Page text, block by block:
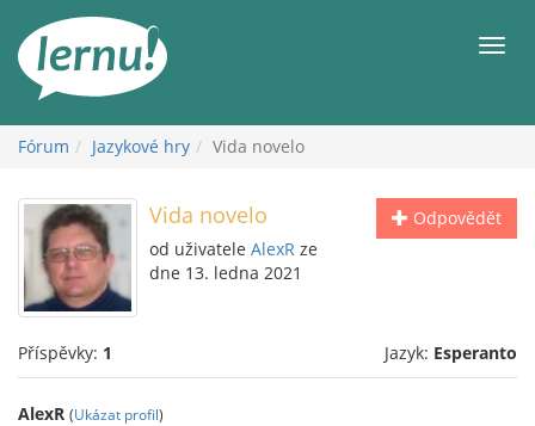
obsahu
Fórum Jazykové hry Vida novelo
Odpovědět
Vida novelo
od uživatele AlexR ze
dne 13. ledna 2021
Příspěvky: 1 Jazyk: Esperanto
AlexR (Ukázat profil)